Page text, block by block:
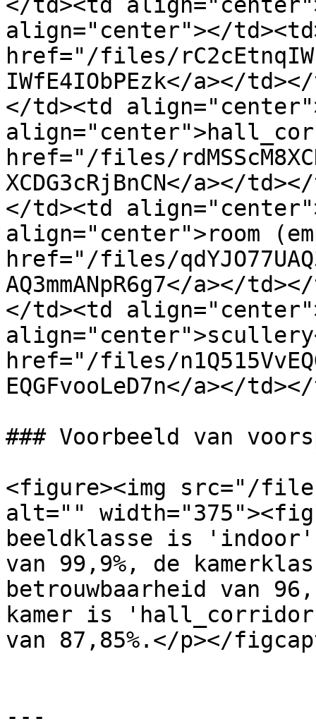
align="center"></
href="/files/
IWfE4IObPEzk</a></
</td><td
href="/files/
XCDG3cRjBnCN</a></
</td><td
align="center">room
href="/files/
AQ3mmANpR6g7</a></
</td><td
href="/files/
EQGFvooLeD7n</a></
### Voorbeeld van
<figure><img src="/files/
alt=""
beeldklasse is 'indoor'
van 99,9%, de
betrouwbaarheid van
kamer is
van 87,85%.</p></
---